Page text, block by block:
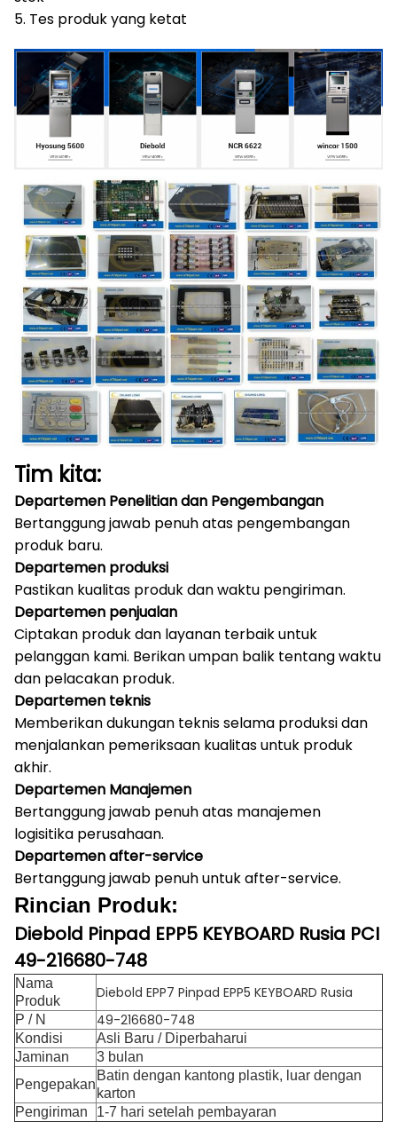
5. Tes produk yang ketat
Tim kita:
Departemen Penelitian dan Pengembangan
Bertanggung jawab penuh atas pengembangan
produk baru.
Departemen produksi
Pastikan kualitas produk dan waktu pengiriman.
Departemen penjualan
Ciptakan produk dan layanan terbaik untuk
pelanggan kami. Berikan umpan balik tentang waktu
dan pelacakan produk.
Departemen teknis
Memberikan dukungan teknis selama produksi dan
menjalankan pemeriksaan kualitas untuk produk
akhir.
Departemen Manajemen
Bertanggung jawab penuh atas manajemen
logisitika perusahaan.
Departemen after-service
Bertanggung jawab penuh untuk after-service.
Rincian Produk:
Diebold Pinpad EPP5 KEYBOARD Rusia PCI
49-216680-748
Nama
Produk
Diebold EPP7 Pinpad EPP5 KEYBOARD Rusia
P / N 49-216680-748
Kondisi
Asli Baru / Diperbaharui
Jaminan
3 bulan
Pengepakan
Batin dengan kantong plastik, luar dengan
karton
Pengiriman
1-7 hari setelah pembayaran